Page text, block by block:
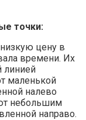
точки:
цену в
времени. Их
линией
маленькой
налево
небольшим
направо.